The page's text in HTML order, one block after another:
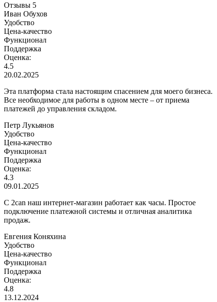
Отзывы 5
Иван Обухов
Удобство
Цена-качество
Функционал
Поддержка
Оценка:
4.5
20.02.2025
Эта платформа стала настоящим спасением для моего бизнеса.
Все необходимое для работы в одном месте – от приема
платежей до управления складом.
Петр Лукьянов
Удобство
Цена-качество
Функционал
Поддержка
Оценка:
4.3
09.01.2025
С 2can наш интернет-магазин работает как часы. Простое
подключение платежной системы и отличная аналитика
продаж.
Евгения Коняхина
Удобство
Цена-качество
Функционал
Поддержка
Оценка:
4.8
13.12.2024